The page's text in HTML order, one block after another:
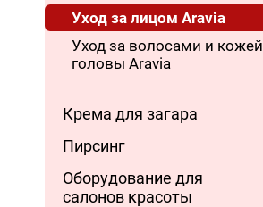
Уход за лицом Aravia
Уход за волосами и кожей
головы Aravia
Крема для загара
Пирсинг
Оборудование для
салонов красоты